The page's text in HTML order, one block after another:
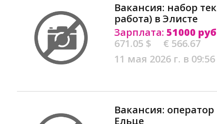
Вакансия: набор
работа) в Элисте
Зарплата: 51000
671.05 $
€ 566.67
11 мая 2026 г. в 09:56
Вакансия:
Ельце